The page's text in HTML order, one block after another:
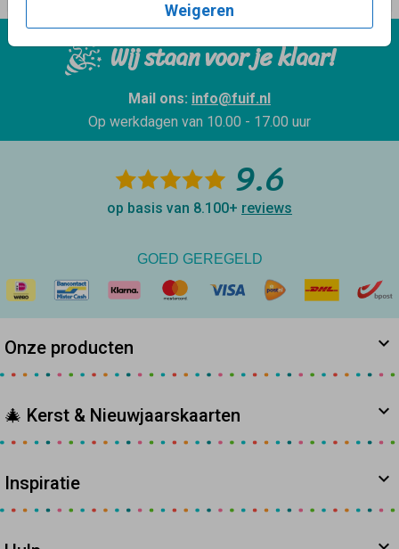
Weigeren
Wij staan voor je klaar!
Mail ons: info@fuif.nl
Op werkdagen van 10.00 - 17.00 uur
9.6
op basis van 8.100+ reviews
GOED GEREGELD
Onze producten
🎄 Kerst & Nieuwjaarskaarten
Inspiratie